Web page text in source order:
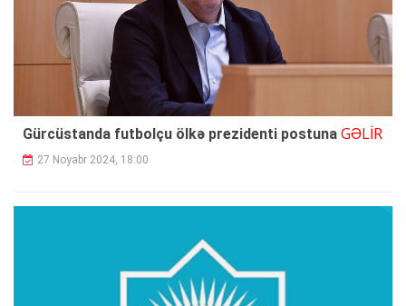
Gürcüstanda futbolçu ölkə prezidenti postuna GƏLİR
27 Noyabr 2024, 18:00